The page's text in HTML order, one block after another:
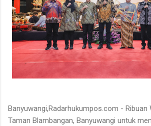
Banyuwangi,Radarhukumpos.com - Ribuan
Taman Blambangan, Banyuwangi untuk